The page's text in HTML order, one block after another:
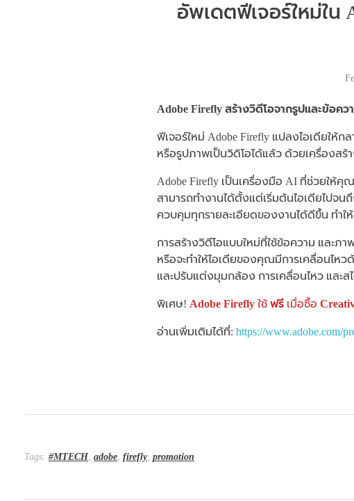
อัพเดตฟีเจอร์ใหม่ใน
Adobe Firefly สร้างวิดีโอจากรูปและข้อคว
ฟีเจอร์ใหม่ Adobe Firefly แปลงไอเดียให้
หรือรูปภาพเป็นวิดิโอได้แล้ว ด้วยเครื่องสร้
Adobe Firefly เป็นเครื่องมือ AI ที่ช่วยให้คุ
สามารถทำงานได้ตั้งแต่เริ่มต้นไอเดียไปจ
ควบคุมทุกรายละเอียดของงานได้ดีขึ้น ทำใ
การสร้างวิดีโอแบบใหม่ที่ใช้ข้อความ และภ
หรือจะทำให้ไอเดียของคุณมีการเคลื่อนไห
และปรับแต่งมุมกล้อง การเคลื่อนไหว และ
พิเศษ! Adobe Fireflyใช้ฟรี เมื่อซื้อ
อ่านเพิ่มเติมได้ที่:https://www.adobe.com/
Tags: #MTECH adobe firefly, promotion